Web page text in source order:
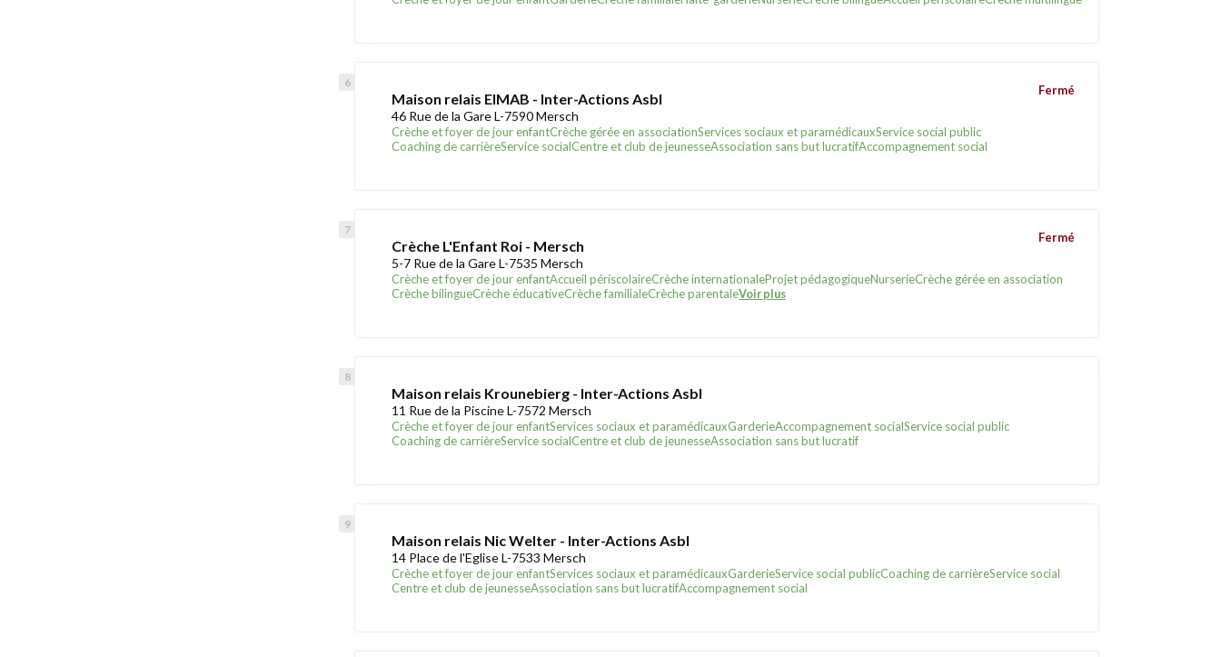
Maison relais EIMAB - Inter-Actions Asbl
46 Rue de la Gare L-7590 Mersch
Crèche et foyer de jour enfantCrèche gérée en associationServices sociaux et paramédicauxService social public
Coaching de carrièreService socialCentre et club de jeunesseAssociation sans but lucratifAccompagnement social
Fermé
Crèche L'Enfant Roi - Mersch
5-7 Rue de la Gare L-7535 Mersch
Crèche et foyer de jour enfantAccueil périscolaireCrèche internationaleProjet pédagogiqueNurserieCrèche gérée en association
Crèche bilingueCrèche éducativeCrèche familialeCrèche parentaleVoir plus
Fermé
Maison relais Krounebierg - Inter-Actions Asbl
11 Rue de la Piscine L-7572 Mersch
Crèche et foyer de jour enfantServices sociaux et paramédicauxGarderieAccompagnement socialService social public
Coaching de carrièreService socialCentre et club de jeunesseAssociation sans but lucratif
Maison relais Nic Welter - Inter-Actions Asbl
14 Place de l'Eglise L-7533 Mersch
Crèche et foyer de jour enfantServices sociaux et paramédicauxGarderieService social publicCoaching de carrièreService social
Centre et club de jeunesseAssociation sans but lucratifAccompagnement social